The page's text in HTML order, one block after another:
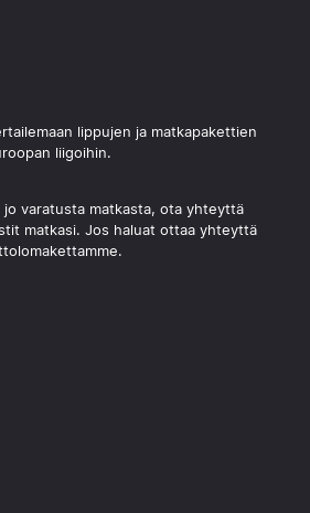
lippujen ja matkapakettien
liigoihin.
varatusta matkasta, ota yhteyttä
matkasi. Jos haluat ottaa yhteyttä